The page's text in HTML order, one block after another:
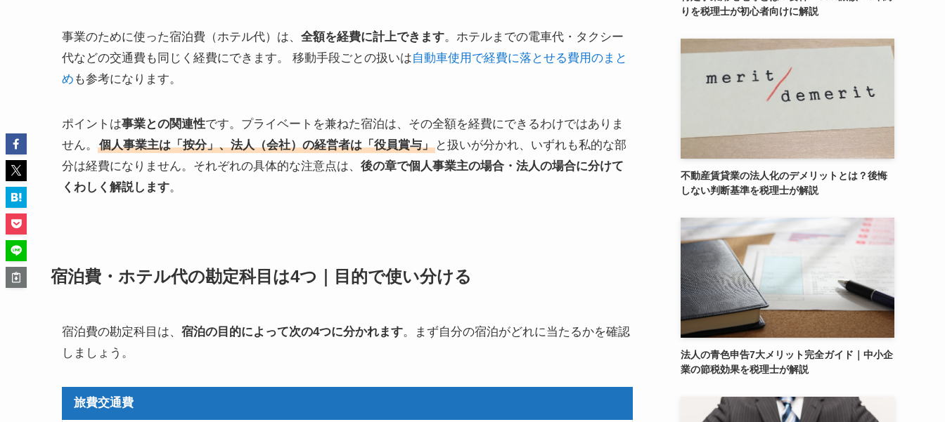
事業のために使った宿泊費（ホテル代）は、 全額を経費に計上できます。ホテルまでの電車代・タクシー
代などの交通費も同じく経費にできます。 移動手段ごとの扱いは自動車使用で経費に落とせる費用のまと
め も参考になります。
ポイントは事業との関連性です。プライベートを兼ねた宿泊は、その全額を経費にできるわけではありま
せん。
個人事業主は「按分」、法人（会社）の経営者は「役員賞与」 と扱いが分かれ、いずれも私的な部
分は経費になりません。それぞれの具体的な注意点は、 後の章で個人事業主の場合・法人の場合に分けて
くわしく解説します。
宿泊費・ホテル代の勘定科目は4つ｜目的で使い分ける
宿泊費の勘定科目は、 宿泊の目的によって次の4つに分かれます。まず自分の宿泊がどれに当たるかを確認
しましょう。
旅費交通費
りを税理士が初心者向けに解説
不動産賃貸業の法人化のデメリットとは？後悔
しない判断基準を税理士が解説
法人の青色申告7大メリット完全ガイド｜中小企
業の節税効果を税理士が解説